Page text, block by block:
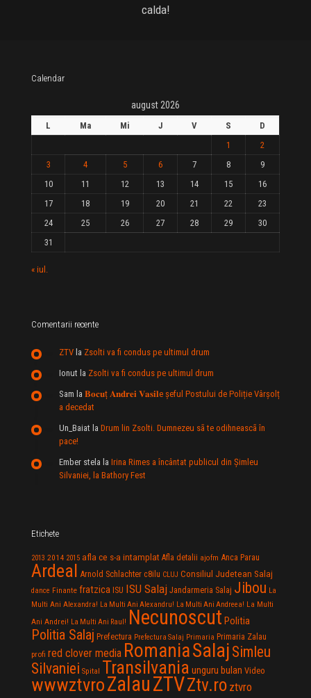
calda!
Calendar
august 2026
L Ma Mi J V S
D
1
2
3
4 5 6 7 8
9
10
11 12 13 14 15
16
17
18 19 20 21 22
23
24
25 26 27 28 29
30
31
« iul.
Comentarii recente
ZTV la Zsolti va fi condus pe ultimul drum
Ionut la Zsolti va fi condus pe ultimul drum
Sam la 𝐁𝐨𝐜𝐮ț 𝐀𝐧𝐝𝐫𝐞𝐢 𝐕𝐚𝐬𝐢𝐥e şeful Postului de Poliție Vârșolț
a decedat
Un_Baiat la Drum lin Zsolti. Dumnezeu sã te odihneascã în
pace!
Ember stela la Irina Rimes a încântat publicul din Şimleu
Silvaniei, la Bathory Fest
Etichete
2013 2014 2015 afla ce s-a intamplat Afla detalii ajofm Anca Parau
Ardeal Arnold Schlachter c8ilu CLUJ Consiliul Judetean Salaj
dance Finante fratzica ISU ISU Salaj Jandarmeria Salaj Jibou La
Multi Ani Alexandra! La Multi Ani Alexandru! La Multi Ani Andreea! La Multi
Ani Andrei! La Multi Ani Raul! Necunoscut Politia
Politia Salaj Prefectura Prefectura Salaj Primaria Primaria Zalau
profi red clover media RomaniaSalaj Simleu
Silvaniei Spital Transilvania unguru bulan Video
wwwztvroZalauZTVZtv.ro ztvro